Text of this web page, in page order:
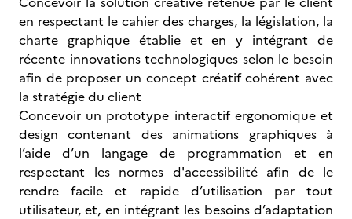
en respectant le cahier des charges, la législation, la
charte graphique établie et en y intégrant de
récente innovations technologiques selon le besoin
afin de proposer un concept créatif cohérent avec
la stratégie du client
Concevoir un prototype interactif ergonomique et
design contenant des animations graphiques à
l’aide d’un langage de programmation et en
respectant les normes d'accessibilité afin de le
rendre facile et rapide d’utilisation par tout
utilisateur, et, en intégrant les besoins d’adaptation